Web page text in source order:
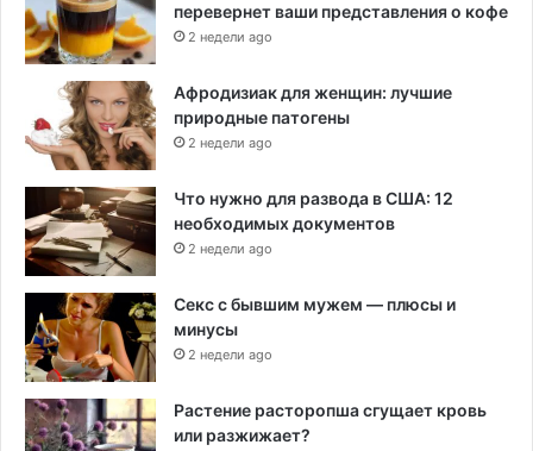
перевернет ваши представления о кофе
2 недели ago
Афродизиак для женщин: лучшие
природные патогены
2 недели ago
Что нужно для развода в США: 12
необходимых документов
2 недели ago
Секс с бывшим мужем — плюсы и
минусы
2 недели ago
Растение расторопша сгущает кровь
или разжижает?